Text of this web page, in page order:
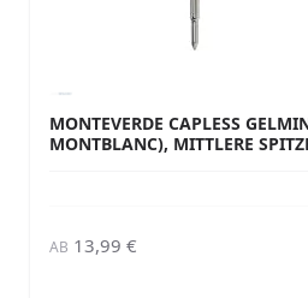
MONTEVERDE CAPLESS
MONTBLANC), MITTLERE
AB 13,99 €